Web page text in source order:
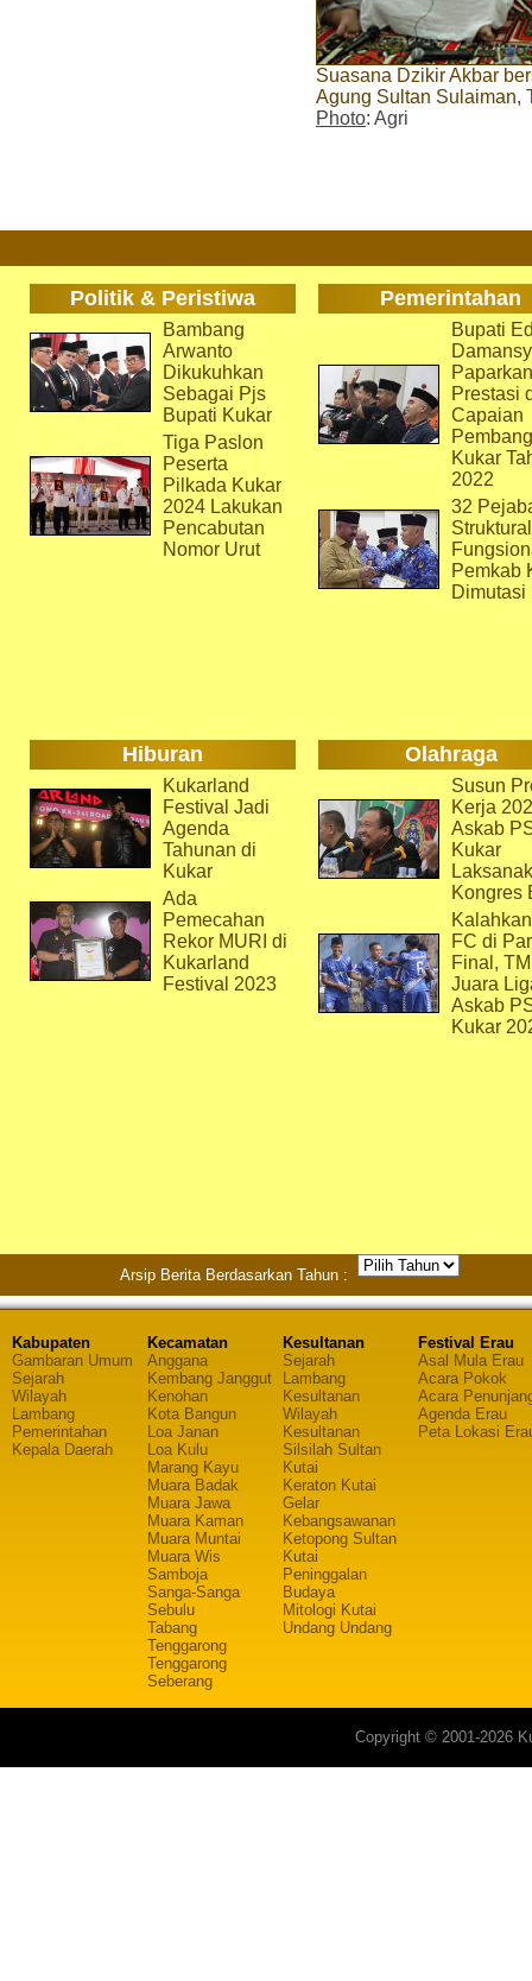
Suasana Dzikir Akbar
Agung Sultan Sulaiman,
Photo: Agri
Politik & Peristiwa Pemerintahan
Bambang
Arwanto
Dikukuhkan
Sebagai Pjs
Bupati Kukar
Tiga Paslon
Peserta
Pilkada Kukar
2024 Lakukan
Pencabutan
Nomor Urut
Bupati
Paparkan
Prestasi
Capaian
Kukar
2022
32
Pemkab
Dimutasi
Hiburan Olahraga
Kukarland
Festival Jadi
Agenda
Tahunan di
Kukar
Ada
Pemecahan
Rekor MURI di
Kukarland
Festival 2023
Susun
Kerja
Askab
Kukar
Kongres
FC di
Final,
Juara
Askab
Kukar
Arsip Berita Berdasarkan Tahun :
Kabupaten
Gambaran Umum
Sejarah
Wilayah
Lambang
Pemerintahan
Kepala Daerah
Kecamatan
Anggana
Kembang Janggut
Kenohan
Kota Bangun
Loa Janan
Loa Kulu
Marang Kayu
Muara Badak
Muara Jawa
Muara Kaman
Muara Muntai
Muara Wis
Samboja
Sanga-Sanga
Sebulu
Tabang
Tenggarong
Tenggarong
Seberang
Kesultanan
Sejarah
Lambang
Kesultanan
Wilayah
Kesultanan
Silsilah Sultan
Kutai
Keraton Kutai
Gelar
Kebangsawanan
Ketopong Sultan
Kutai
Peninggalan
Budaya
Mitologi Kutai
Undang Undang
Festival Erau
Asal Mula Erau
Acara Pokok
Acara
Agenda Erau
Peta Lokasi
Copyright © 2001-2026